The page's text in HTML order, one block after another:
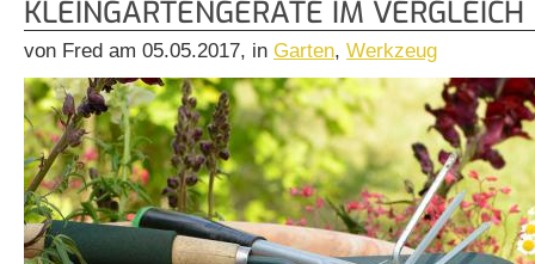
KLEINGARTENGERÄTE IM VERGLEICH
von Fred am 05.05.2017, in Garten, Werkzeug